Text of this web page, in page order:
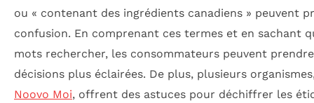
ou « contenant des ingrédients canadiens » peuvent
confusion. En comprenant ces termes et en sachant
mots rechercher, les consommateurs peuvent
décisions plus éclairées. De plus, plusieurs
Noovo Moi, offrent des astuces pour déchiffrer les